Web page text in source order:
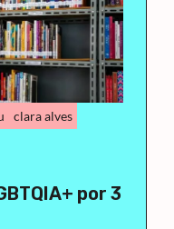
clara alves
por 3